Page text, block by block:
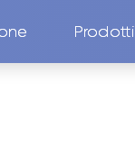
Prodotti